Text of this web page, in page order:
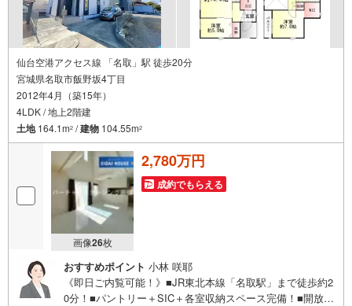
仙台空港アクセス線 「名取」駅 徒歩20分
宮城県名取市飯野坂4丁目
2012年4月（築15年）
4LDK / 地上2階建
土地164.1m2 /建物 104.55m2
画像26枚
2,780万円
成約でもらえる
おすすめポイント 小林 咲耶
《即日ご内覧可能！》■JR東北本線「名取駅」まで徒歩約2
0分！■パントリー＋SIC＋各室収納スペース完備！■開放感